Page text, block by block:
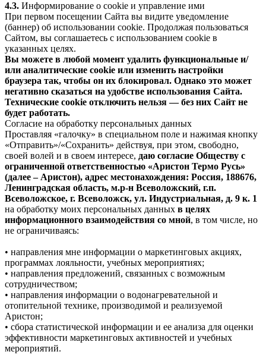
4.3. Информирование о cookie и управление ими
При первом посещении Сайта вы видите уведомление
(баннер) об использовании cookie. Продолжая пользоваться
Сайтом, вы соглашаетесь с использованием cookie в
указанных целях.
Вы можете в любой момент удалить функциональные и/
или аналитические cookie или изменить настройки
браузера так, чтобы он их блокировал. Однако это может
негативно сказаться на удобстве использования Сайта.
Технические cookie отключить нельзя — без них Сайт не
будет работать.
Согласие на обработку персональных данных
Проставляя «галочку» в специальном поле и нажимая кнопку
«Отправить»/«Сохранить» действуя, при этом, свободно,
своей волей и в своем интересе, даю согласие Обществу с
ограниченной ответственностью «Аристон Термо Русь»
(далее – Аристон), адрес местонахождения: Россия, 188676,
Ленинградская область, м.р-н Всеволожский, г.п.
Всеволожское, г. Всеволожск, ул. Индустриальная, д. 9 к. 1
на обработку моих персональных данных в целях
информационного взаимодействия со мной, в том числе, но
не ограничиваясь:
• направления мне информации о маркетинговых акциях,
программах лояльности, учебных мероприятиях;
• направления предложений, связанных с возможным
сотрудничеством;
• направления информации о водонагревательной и
отопительной технике, производимой и реализуемой
Аристон;
• сбора статистической информации и ее анализа для оценки
эффективности маркетинговых активностей и учебных
мероприятий.